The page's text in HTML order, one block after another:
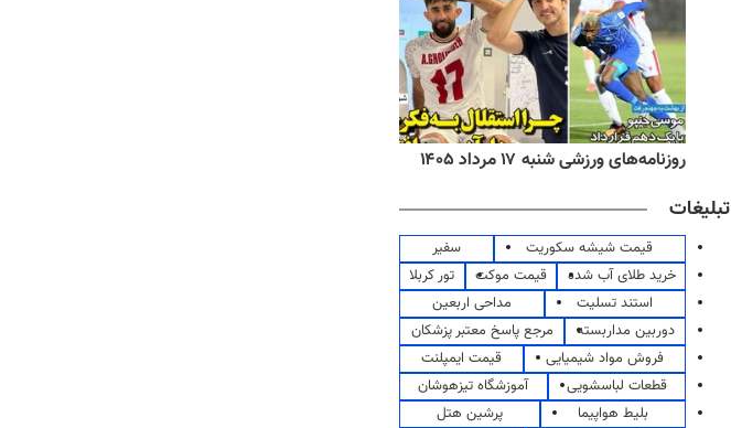
روزنامه‌های ورزشی شنبه ۱۷ مرداد ۱۴۰۵
تبلیغات
قیمت شیشه سکوریت
سفیر
خرید طلای آب شده
قیمت موکت
تور کربلا
استند تسلیت
مداحی اربعین
دوربین مداربسته
مرجع پاسخ معتبر پزشکان
فروش مواد شیمیایی
قیمت ایمپلنت
قطعات لباسشویی
آموزشگاه تیزهوشان
بلیط هواپیما
پرشین هتل